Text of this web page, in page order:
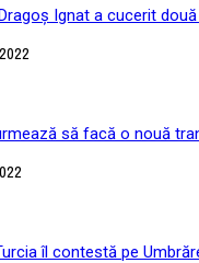
Ignat a cucerit
să facă o nouă
îl contestă pe